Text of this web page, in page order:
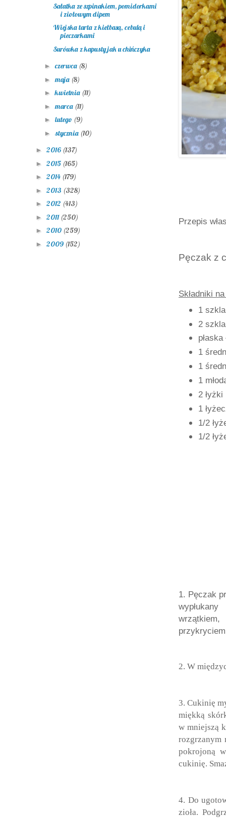
Przepis
Pęczak z
Składniki
1
2
1
1
1
2 łyżki
1
1/2
1/2
1. Pęczak
2. W
3. Cukinię
miękką
w mniejszą
rozgrzanym
pokrojoną
cukinię.
4. Do
zioła.
Sałatka ze szpinakiem, pomidorkami
i ziołowym dipem
Wiejska tarta z kiełbasą, cebulą i
pieczarkami
Surówka z kapusty jak u chińczyka
►czerwca (8)
► maja (8)
►kwietnia (11)
► marca (11)
► lutego (9)
► stycznia (10)
► 2016 (137)
► 2015 (165)
► 2014 (179)
► 2013 (328)
► 2012 (413)
► 2011 (250)
► 2010 (259)
► 2009 (152)